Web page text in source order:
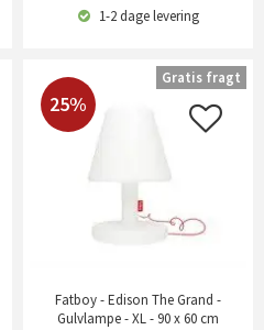
1-2 dagelevering
25%
Fatboy - Edison The Grand -
Gulvlampe - XL - 90 x 60 cm
Gratis fragt